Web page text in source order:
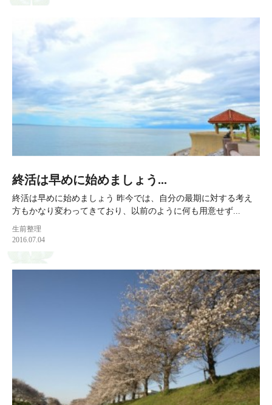
終活は早めに始めましょう...
終活は早めに始めましょう 昨今では、自分の最期に対する考え
方もかなり変わってきており、以前のように何も用意せず...
生前整理
2016.07.04